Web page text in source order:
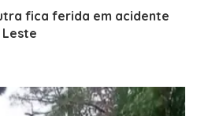
fica ferida em acidente